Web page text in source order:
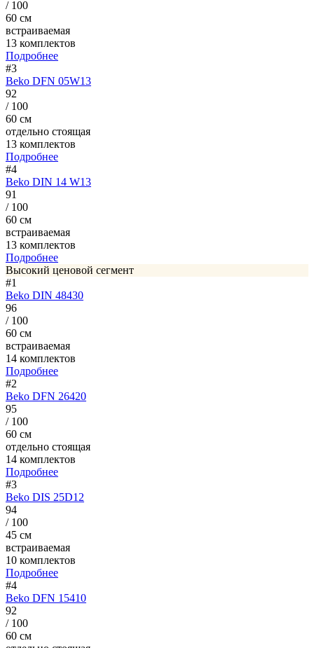
/ 100
60 см
встраиваемая
13 комплектов
Подробнее
#3
Beko DFN 05W13
92
/ 100
60 см
отдельно стоящая
13 комплектов
Подробнее
#4
Beko DIN 14 W13
91
/ 100
60 см
встраиваемая
13 комплектов
Подробнее
Высокий ценовой сегмент
#1
Beko DIN 48430
96
/ 100
60 см
встраиваемая
14 комплектов
Подробнее
#2
Beko DFN 26420
95
/ 100
60 см
отдельно стоящая
14 комплектов
Подробнее
#3
Beko DIS 25D12
94
/ 100
45 см
встраиваемая
10 комплектов
Подробнее
#4
Beko DFN 15410
92
/ 100
60 см